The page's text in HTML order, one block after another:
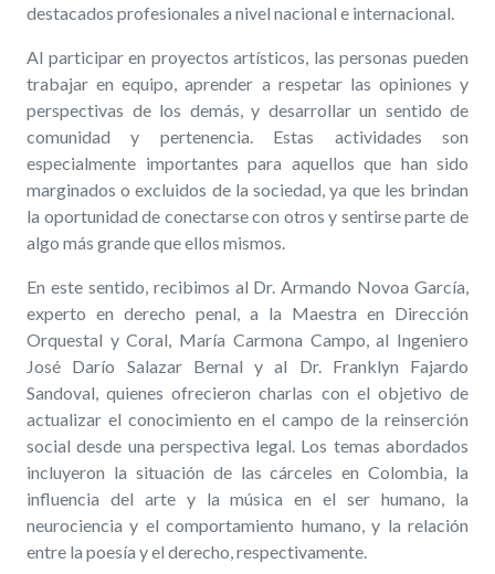
destacados profesionales a nivel nacional e internacional.
Al participar en proyectos artísticos, las personas pueden
trabajar en equipo, aprender a respetar las opiniones y
perspectivas de los demás, y desarrollar un sentido de
comunidad y pertenencia. Estas actividades son
especialmente importantes para aquellos que han sido
marginados o excluidos de la sociedad, ya que les brindan
la oportunidad de conectarse con otros y sentirse parte de
algo más grande que ellos mismos.
En este sentido, recibimos al Dr. Armando Novoa García,
experto en derecho penal, a la Maestra en Dirección
Orquestal y Coral, María Carmona Campo, al Ingeniero
José Darío Salazar Bernal y al Dr. Franklyn Fajardo
Sandoval, quienes ofrecieron charlas con el objetivo de
actualizar el conocimiento en el campo de la reinserción
social desde una perspectiva legal. Los temas abordados
incluyeron la situación de las cárceles en Colombia, la
influencia del arte y la música en el ser humano, la
neurociencia y el comportamiento humano, y la relación
entre la poesía y el derecho, respectivamente.